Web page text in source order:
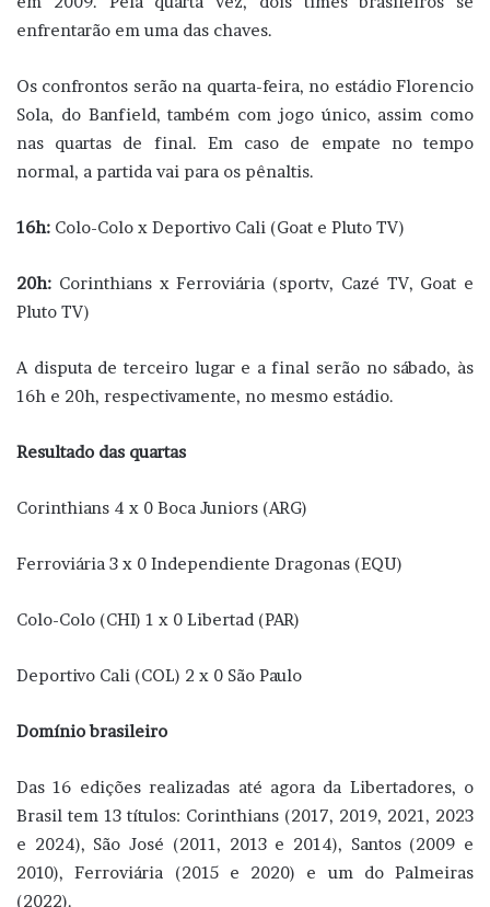
enfrentarão em uma das chaves.
Os confrontos serão na quarta-feira, no estádio Florencio
Sola, do Banfield, também com jogo único, assim como
nas quartas de final. Em caso de empate no tempo
normal, a partida vai para os pênaltis.
16h: Colo-Colo x Deportivo Cali (Goat e Pluto TV)
20h: Corinthians x Ferroviária (sportv, Cazé TV, Goat e
Pluto TV)
A disputa de terceiro lugar e a final serão no sábado, às
16h e 20h, respectivamente, no mesmo estádio.
Resultado das quartas
Corinthians 4 x 0 Boca Juniors (ARG)
Ferroviária 3 x 0 Independiente Dragonas (EQU)
Colo-Colo (CHI) 1 x 0 Libertad (PAR)
Deportivo Cali (COL) 2 x 0 São Paulo
Domínio brasileiro
Das 16 edições realizadas até agora da Libertadores, o
Brasil tem 13 títulos: Corinthians (2017, 2019, 2021, 2023
e 2024), São José (2011, 2013 e 2014), Santos (2009 e
2010), Ferroviária (2015 e 2020) e um do Palmeiras
(2022).